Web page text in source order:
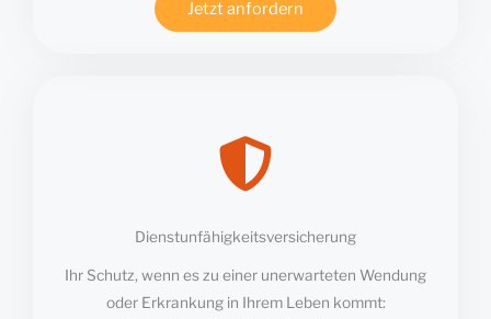
Jetzt anfordern
Dienstunfähigkeitsversicherung
Ihr Schutz, wenn es zu einer unerwarteten Wendung
oder Erkrankung in Ihrem Leben kommt: